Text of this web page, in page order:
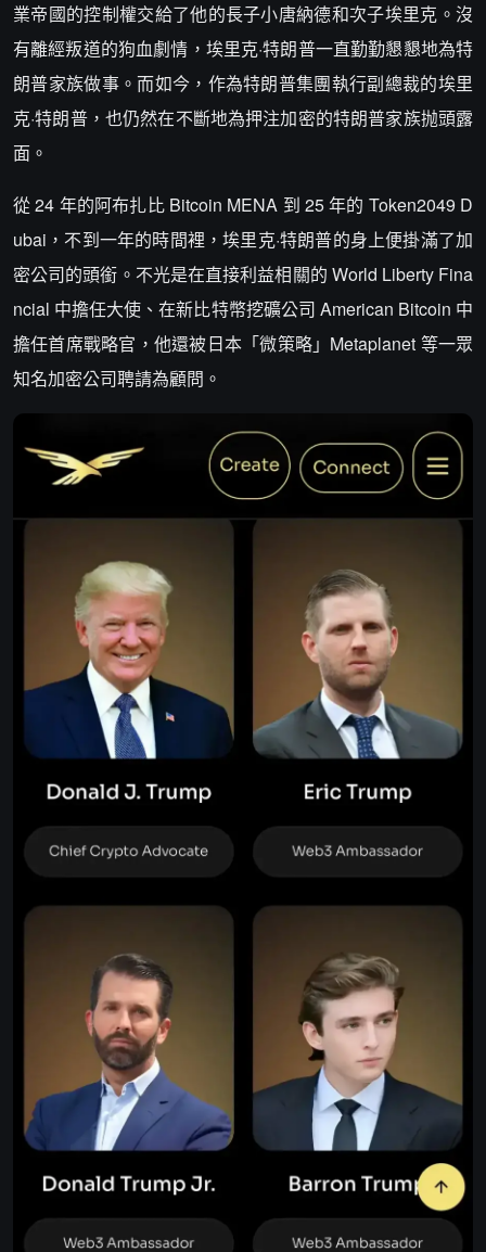
業帝國的控制權交給了他的長子小唐納德和次子埃里克。沒
有離經叛道的狗血劇情，埃里克·特朗普一直勤勤懇懇地為特
朗普家族做事。而如今，作為特朗普集團執行副總裁的埃里
克·特朗普，也仍然在不斷地為押注加密的特朗普家族抛頭露
面。
從 24 年的阿布扎比 Bitcoin MENA 到 25 年的 Token2049 D
ubai，不到一年的時間裡，埃里克·特朗普的身上便掛滿了加
密公司的頭銜。不光是在直接利益相關的 World Liberty Fina
ncial 中擔任大使、在新比特幣挖礦公司 American Bitcoin 中
擔任首席戰略官，他還被日本「微策略」Metaplanet 等一眾
知名加密公司聘請為顧問。